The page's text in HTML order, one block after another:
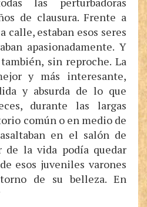
de clausura. Frente a
calle, estaban esos seres
apasionadamente. Y
sin reproche. La
y más interesante,
y absurda de lo que
durante las largas
común o en medio de
en el salón de
de la vida podía quedar
esos juveniles varones
de su belleza. En